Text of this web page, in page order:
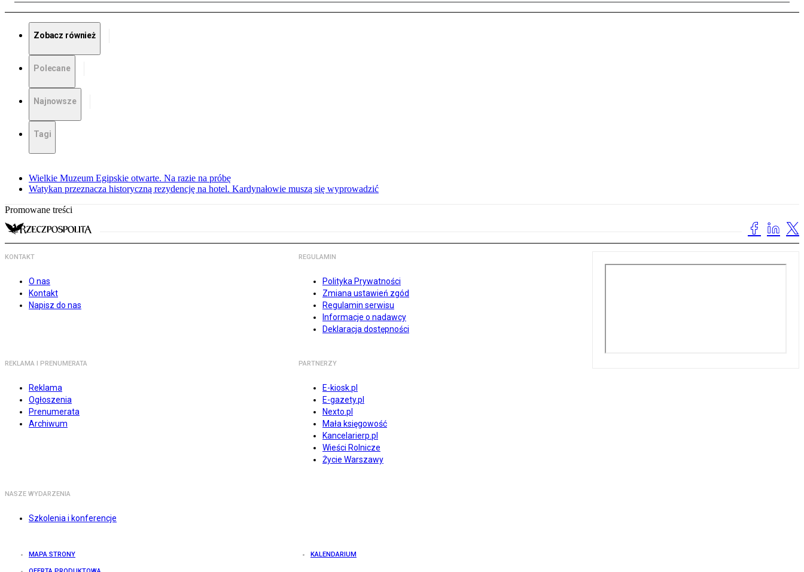
Zobacz również
Polecane
Najnowsze
Tagi
Wielkie Muzeum Egipskie otwarte. Na razie na próbę
Watykan przeznacza historyczną rezydencję na hotel. Kardynałowie muszą się wyprowadzić
Promowane treści
KONTAKT
O nas
Kontakt
Napisz do nas
REGULAMIN
Polityka Prywatności
Zmiana ustawień zgód
Regulamin serwisu
Informacje o nadawcy
Deklaracja dostępności
REKLAMA I PRENUMERATA
Reklama
Ogłoszenia
Prenumerata
Archiwum
PARTNERZY
E-kiosk.pl
E-gazety.pl
Nexto.pl
Mała księgowość
Kancelarierp.pl
Wieści Rolnicze
Życie Warszawy
NASZE WYDARZENIA
Szkolenia i konferencje
MAPA STRONY KALENDARIUM